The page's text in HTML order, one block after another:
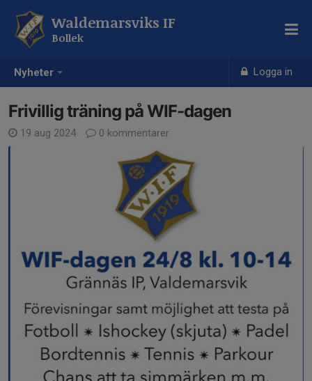
Nyheter Logga in
Waldemarsviks IF
Bollek
Frivillig träning på WIF-dagen
19 aug 2024 0 kommentarer